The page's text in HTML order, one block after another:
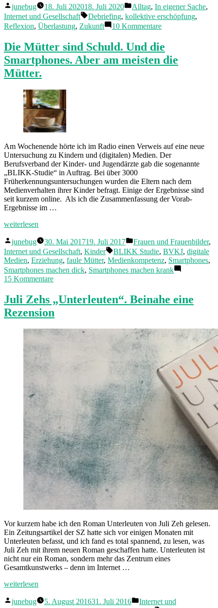
Veröffentlicht
von
junebug 18. Juli 202018. Juli 2020
Veröffentlicht
in
Alltag, In eigener Sache,
Internet und Gesellschaft
Schlagwörter:
Debriefing, kollektive erschöpfung,
Reflexion, Überlastung, Zukunft 10 Kommentarezu
07
2020
Die Mütter sind Schuld. Und die
Smartphones. Aber am meisten die
Mütter.
Am Wochenende hörte ich im Radio einen Verweis auf eine neue
Untersuchung zu Kindern und (digitalen) Medien. Der
Berufsverband der Kinder- und Jugendärzte gab die sogenannte
„BLIKK-Studie“ in Auftrag. Bei über 3000
Früherkennungsuntersuchungen wurden die Eltern nach dem
Medienverhalten ihrer Kinder befragt. Einige der Ergebnisse sind
seit kurzem online. Als ich die Zusammenfassung der Vorab-
Ergebnisse im …
„Die
sind
Schuld.
Und
die
Smartphones.
Aber
am
meisten
die
Mütter.“
weiterlesen
Veröffentlicht
von
junebug 30. Mai 201719. Juli 2017
Veröffentlicht
in
Frauen und Frauenbilder,
Internet und Gesellschaft, Kinder Schlagwörter:
BLIKK Studie, BVKJ, digitale
Medien, Erziehung, faule Mütter, Medienkompetenz, Smartphones,
Smartphones machen dick, Smartphones machen krank
15 Kommentarezu
Mütter
sind
Schuld.
die
Smartphones.
meisten
Juli Zehs „Unterleuten“. Beinahe eine
Rezension
Vor kurzem habe ich den Roman Unterleuten von Juli Zeh gelesen.
Ein Zeitungsartikel der SZ hatte sich vor einigen Monaten mit
Unterleuten befasst, und ich fand es total spannend, zu lesen, was
Juli Zeh mit ihrem neuen Roman geschaffen hatte. Unterleuten ist
nicht nur ein Roman, sondern mehr das Zentrum eines
Gesamtkunstwerks – denn im Internet …
„Juli
„Unterleuten“.
weiterlesen
Veröffentlicht
junebug 5. August 201631. Juli 2016
Veröffentlicht
Internet und